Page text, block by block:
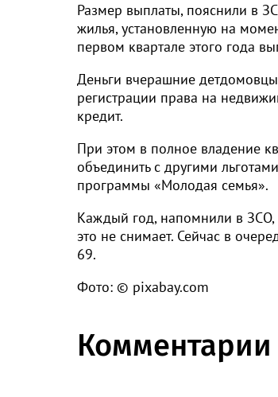
Размер выплаты, пояснили в
жилья, установленную на
первом квартале этого года
Деньги вчерашние
регистрации права на
кредит.
При этом в полное владение
объединить с другими
программы «Молодая семья».
Каждый год, напомнили в ЗСО,
это не снимает. Сейчас в
69.
Фото: © pixabay.com
Комментарии